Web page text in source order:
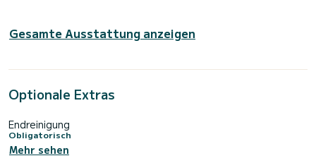
Gesamte Ausstattung anzeigen
Optionale Extras
Endreinigung
Obligatorisch
Mehr sehen